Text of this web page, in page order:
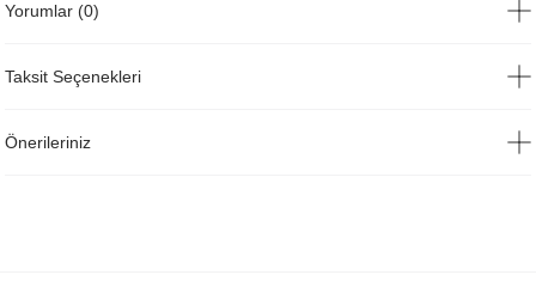
Yorumlar (0)
Taksit Seçenekleri
Önerileriniz